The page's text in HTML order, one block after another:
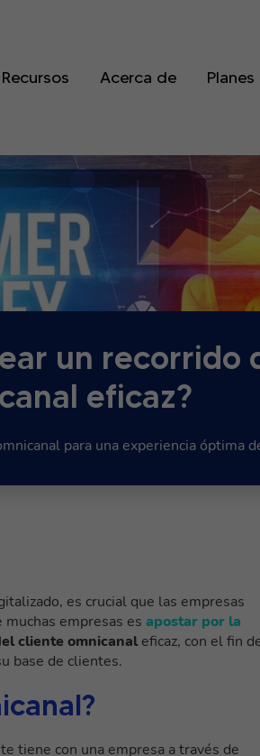
Recursos Acerca de Planes
un recorrido
eficaz?
para una experiencia óptima
es crucial que las empresas
empresas es apostar por la
cliente omnicanal eficaz, con el fin
base de clientes.
tiene con una empresa a través de